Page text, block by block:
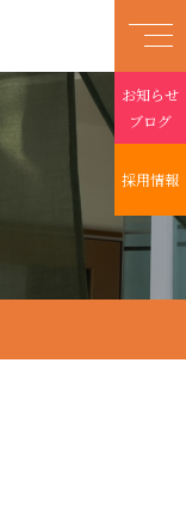
お知らせ
ブログ
採用情報